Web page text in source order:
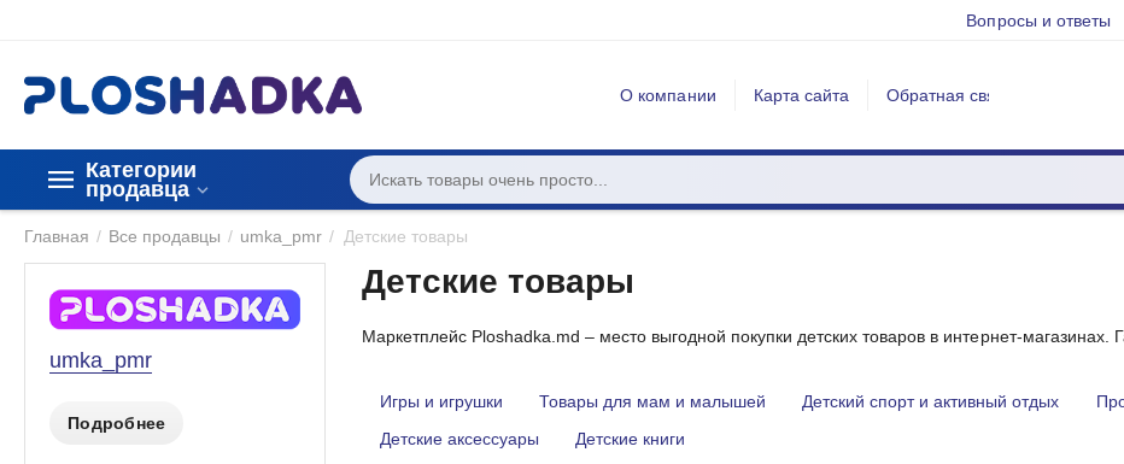
Вопросы и ответы
О компании Карта сайта Обратная связь
Категории
продавца
Главная / Все продавцы / umka_pmr / Детские товары
Детские товары
Маркетплейс Ploshadka.md – место выгодной покупки детских товаров в интернет-
Игры и игрушки Товары для мам и малышей Детский спорт и активный отдых
Детские аксессуары
Детские книги
umka_pmr
Подробнее